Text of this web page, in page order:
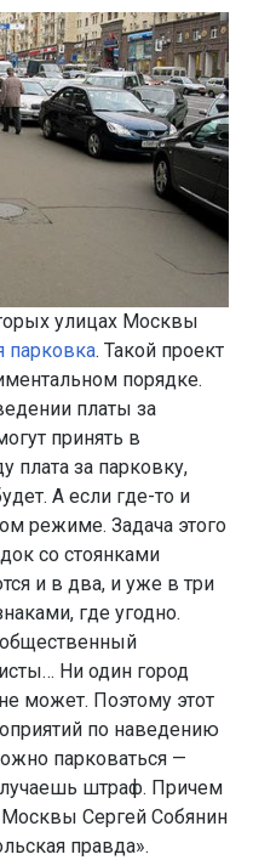
улицах Москвы
парковка. Такой проект
порядке.
платы за
принять в
плата за парковку,
А если где-то и
режиме. Задача этого
со стоянками
и в два, и уже в три
где угодно.
общественный
Ни один город
может. Поэтому этот
по наведению
парковаться —
штраф. Причем
Сергей Собянин
правда».